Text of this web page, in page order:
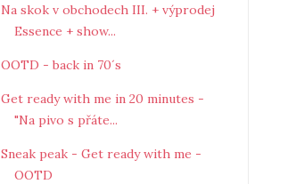
Na skok v obchodech III. + výprodej
Essence + show...
OOTD - back in 70´s
Get ready with me in 20 minutes -
"Na pivo s přáte...
Sneak peak - Get ready with me -
OOTD